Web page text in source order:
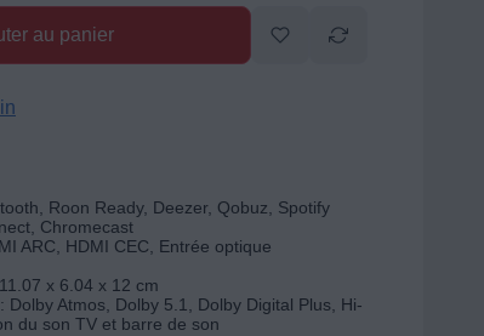
au panier
Roon Ready, Deezer, Qobuz, Spotify
Chromecast
ARC, HDMI CEC, Entrée optique
x 6.04 x 12 cm
Dolby Atmos, Dolby 5.1, Dolby Digital Plus, Hi-
du son TV et barre de son